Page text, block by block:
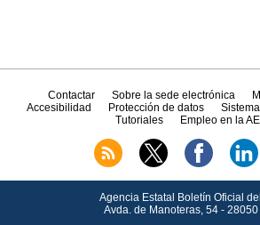
Contactar Sobre la sede electrónica
Accesibilidad
Protección de datos
Tutoriales
Empleo en la
Agencia Estatal Boletín Oficial
Avda.de Manoteras, 54 - 28050